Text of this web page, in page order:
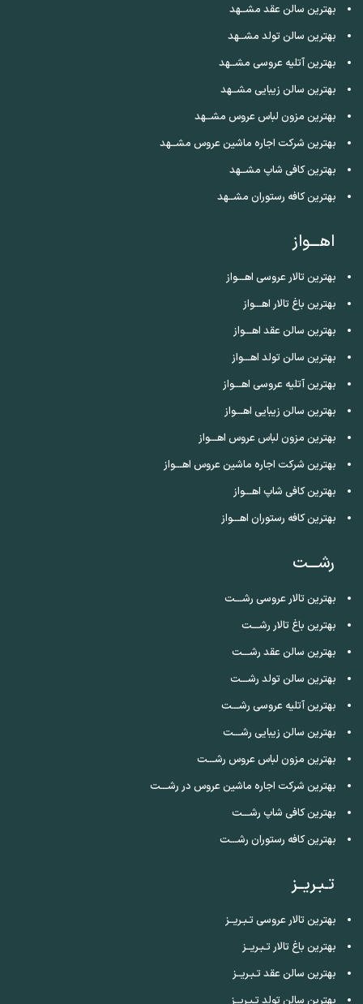
بهترین سالن عقد مشــهد
بهترین سالن تولد مشــهد
بهترین آتلیه عروسی مشــهد
بهترین سالن زیبایی مشــهد
بهترین مزون لباس عروس مشــهد
بهترین شرکت اجاره ماشین عروس مشــهد
بهترین کافی شاپ مشــهد
بهترین کافه رستوران مشــهد
اهـــواز
بهترین تالار عروسی اهـــواز
بهترین باغ تالار اهـــواز
بهترین سالن عقد اهـــواز
بهترین سالن تولد اهـــواز
بهترین آتلیه عروسی اهـــواز
بهترین سالن زیبایی اهـــواز
بهترین مزون لباس عروس اهـــواز
بهترین شرکت اجاره ماشین عروس اهـــواز
بهترین کافی شاپ اهـــواز
بهترین کافه رستوران اهـــواز
رشـــت
بهترین تالار عروسی رشـــت
بهترین باغ تالار رشـــت
بهترین سالن عقد رشـــت
بهترین سالن تولد رشـــت
بهترین آتلیه عروسی رشـــت
بهترین سالن زیبایی رشـــت
بهترین مزون لباس عروس رشـــت
بهترین شرکت اجاره ماشین عروس در رشـــت
بهترین کافی شاپ رشـــت
بهترین کافه رستوران رشـــت
تـبـریــز
بهترین تالار عروسی تـبـریــز
بهترین باغ تالار تـبـریــز
بهترین سالن عقد تـبـریــز
بهترین سالن تولد تـبـریــز